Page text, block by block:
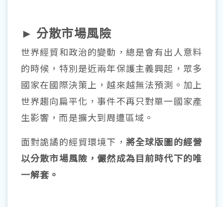
► 分散市場風險
世界經貿和政治的變動，總是會有出人意料
的時候，特別是近兩年保護主義興起，眾多
國家在國際決策上，越來越無法預測。加上
世界趨向扁平化，事件不再只對單一國家產
生影響，而是擴大到周遭區域。
面對詭譎的經貿環境下， 將全球版圖的經營
以分散市場風險，儼然成為目前時代下的唯
一解套。